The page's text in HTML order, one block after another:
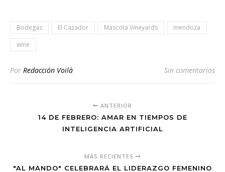
Bodegas El Cazador Mascota Vineyards
mendoza
wine
Por Redacción Voilà Sin comentarios
ANTERIOR
14 DE FEBRERO: AMAR EN TIEMPOS DE
INTELIGENCIA ARTIFICIAL
MÁS RECIENTES
"AL MANDO" CELEBRARÁ EL LIDERAZGO FEMENINO